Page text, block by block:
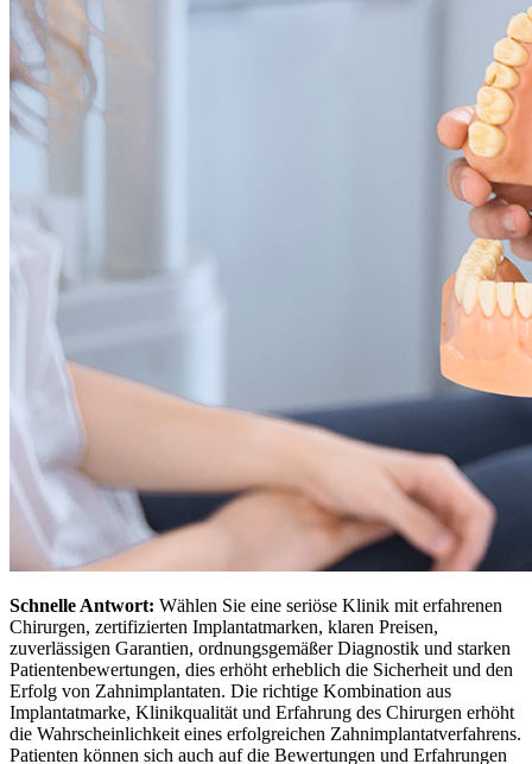
Schnelle Antwort: Wählen Sie eine seriöse Klinik mit erfahrenen
Chirurgen, zertifizierten Implantatmarken, klaren Preisen,
zuverlässigen Garantien, ordnungsgemäßer Diagnostik und starken
Patientenbewertungen, dies erhöht erheblich die Sicherheit und den
Erfolg von Zahnimplantaten. Die richtige Kombination aus
Implantatmarke, Klinikqualität und Erfahrung des Chirurgen erhöht
die Wahrscheinlichkeit eines erfolgreichen Zahnimplantatverfahrens.
Patienten können sich auch auf die Bewertungen und Erfahrungen